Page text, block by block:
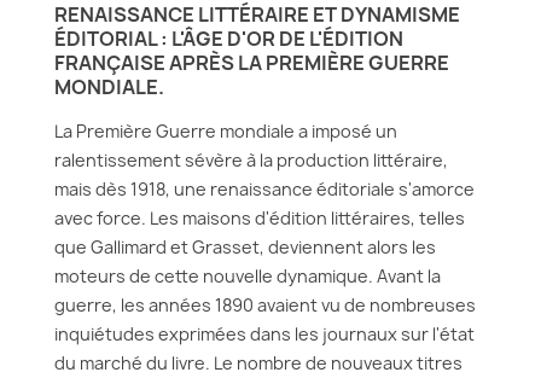
RENAISSANCE LITTÉRAIRE ET DYNAMISME
ÉDITORIAL : L'ÂGE D'OR DE L'ÉDITION
FRANÇAISE APRÈS LA PREMIÈRE GUERRE
MONDIALE.
La Première Guerre mondiale a imposé un
ralentissement sévère à la production littéraire,
mais dès 1918, une renaissance éditoriale s'amorce
avec force. Les maisons d'édition littéraires, telles
que Gallimard et Grasset, deviennent alors les
moteurs de cette nouvelle dynamique. Avant la
guerre, les années 1890 avaient vu de nombreuses
inquiétudes exprimées dans les journaux sur l'état
du marché du livre. Le nombre de nouveaux titres